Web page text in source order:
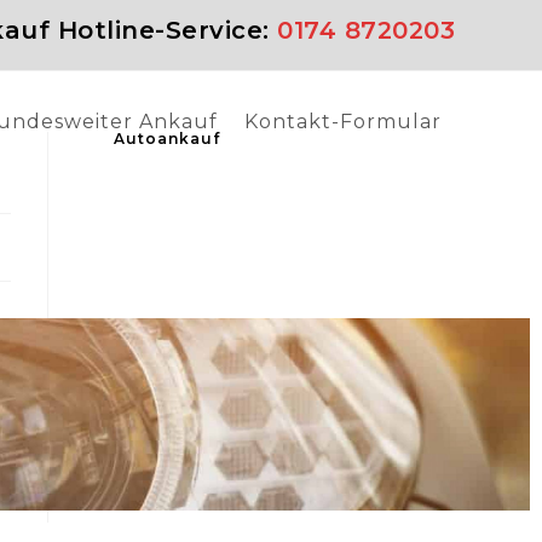
Hotline-Service: 0174 8720203
Ankauf Kontakt-Formular
Autoankauf